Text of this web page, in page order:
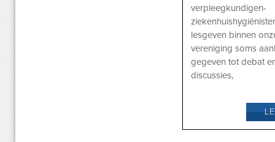
verpleegkundigen-
lesgeven binnen
vereniging soms
gegeven tot debat
discussies,